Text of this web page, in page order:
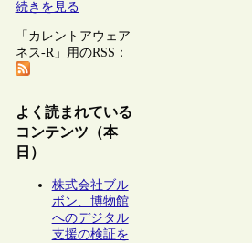
続きを見る
「カレントアウェア
ネス-R」用のRSS：
よく読まれている
コンテンツ（本
日）
株式会社ブル
ボン、博物館
へのデジタル
支援の検証を